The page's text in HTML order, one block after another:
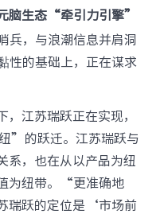
脑生态“牵引力引擎”
兵，与浪潮信息并肩洞
性的基础上，正在谋求
江苏瑞跃正在实现，
”的跃迁。江苏瑞跃与
系，也在从以产品为纽
为纽带。“更准确地
瑞跃的定位是‘市场前